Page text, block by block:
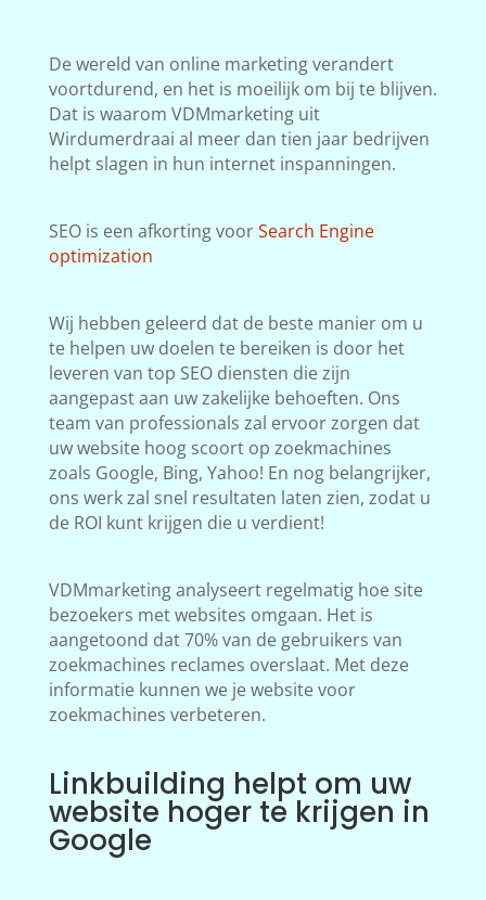
De wereld van online marketing verandert
voortdurend, en het is moeilijk om bij te blijven.
Dat is waarom VDMmarketing uit
Wirdumerdraai al meer dan tien jaar bedrijven
helpt slagen in hun internet inspanningen.
SEO is een afkorting voorSearch Engine
optimization
Wij hebben geleerd dat de beste manier om u
te helpen uw doelen te bereiken is door het
leveren van top SEO diensten die zijn
aangepast aan uw zakelijke behoeften. Ons
team van professionals zal ervoor zorgen dat
uw website hoog scoort op zoekmachines
zoals Google, Bing, Yahoo! En nog belangrijker,
ons werk zal snel resultaten laten zien, zodat u
de ROI kunt krijgen die u verdient!
VDMmarketing analyseert regelmatig hoe site
bezoekers met websites omgaan. Het is
aangetoond dat 70% van de gebruikers van
zoekmachines reclames overslaat. Met deze
informatie kunnen we je website voor
zoekmachines verbeteren.
Linkbuilding helpt om uw
website hoger te krijgen in
Google